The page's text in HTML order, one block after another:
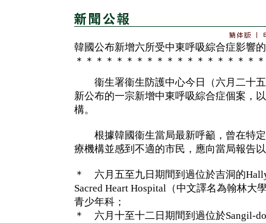
韓國公布新增六所受中東呼吸綜合症影響
＊＊＊＊＊＊＊＊＊＊＊＊＊＊＊＊＊＊
衞生署衞生防護中心今日（六月二十五
新公布的一宗新增中東呼吸綜合症個案，
構。
根據韓國衞生當局最新呼籲，曾在特定
療機構並感到不適的市民，應向當局報告
＊ 六月五至九日期間到過位於吉洞的
Sacred Heart Hospital（中文譯名為翰林大
青少年科；
＊ 六月十至十二日期間到過位於Sangil-